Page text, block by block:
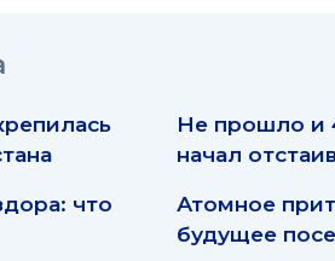
Не прошло и
начал
что
Атомное
будущее